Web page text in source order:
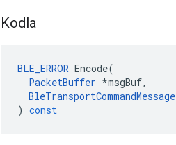
Kodla
BLE_ERROR Encode(
PacketBuffer *msgBuf,
BleTransportCommandMessage
) const